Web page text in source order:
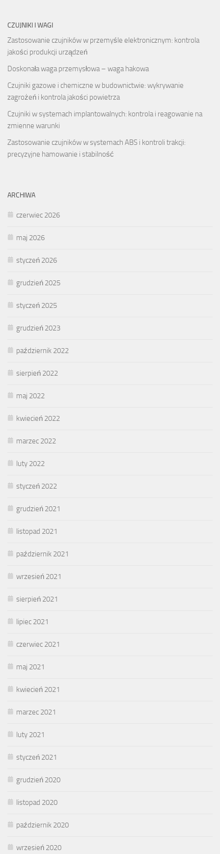
CZUJNIKI I WAGI
Zastosowanie czujników w przemyśle elektronicznym: kontrola
jakości produkcji urządzeń
Doskonała waga przemysłowa – waga hakowa
Czujniki gazowe i chemiczne w budownictwie: wykrywanie
zagrożeń i kontrola jakości powietrza
Czujniki w systemach implantowalnych: kontrola i reagowanie na
zmienne warunki
Zastosowanie czujników w systemach ABS i kontroli trakcji:
precyzyjne hamowanie i stabilność
ARCHIWA
czerwiec 2026
maj 2026
styczeń 2026
grudzień 2025
styczeń 2025
grudzień 2023
październik 2022
sierpień 2022
maj 2022
kwiecień 2022
marzec 2022
luty 2022
styczeń 2022
grudzień 2021
listopad 2021
październik 2021
wrzesień 2021
sierpień 2021
lipiec 2021
czerwiec 2021
maj 2021
kwiecień 2021
marzec 2021
luty 2021
styczeń 2021
grudzień 2020
listopad 2020
październik 2020
wrzesień 2020